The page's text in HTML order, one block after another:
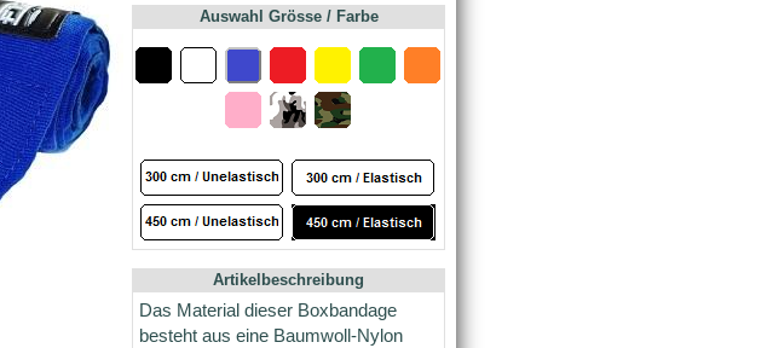
Auswahl Grösse / Farbe
Artikelbeschreibung
Das Material dieser Boxbandage
besteht aus eine Baumwoll-Nylon